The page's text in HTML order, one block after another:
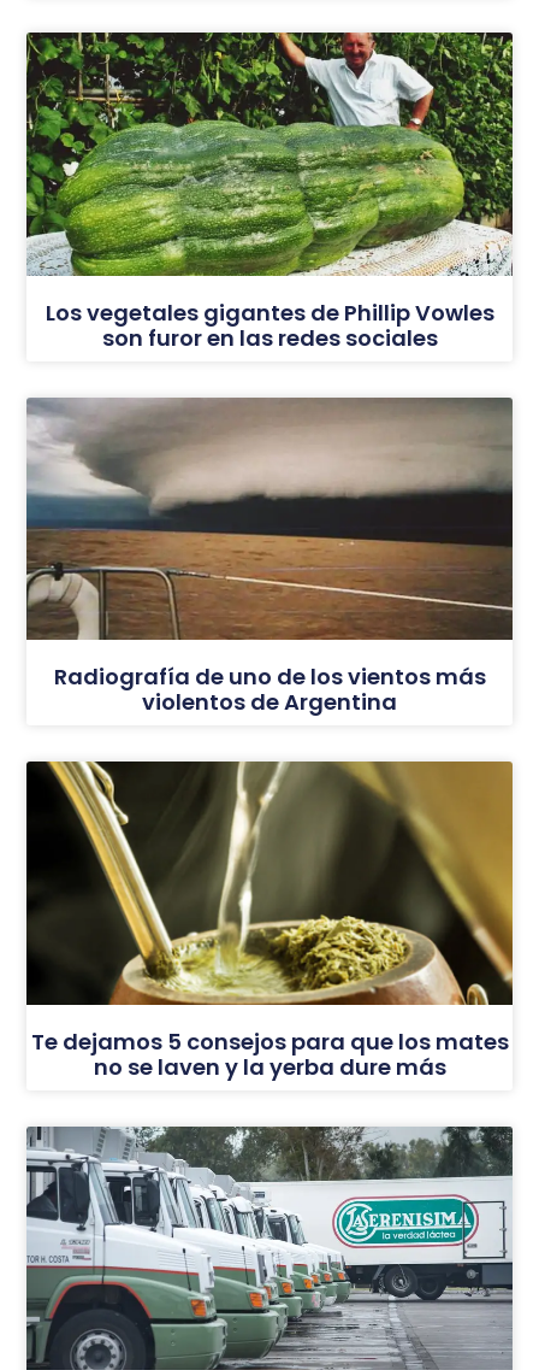
Los vegetales gigantes de Phillip Vowles
son furor en las redes sociales
Radiografía de uno de los vientos más
violentos de Argentina
Te dejamos 5 consejos para que los mates
no se laven y la yerba dure más